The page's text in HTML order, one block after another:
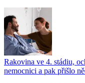
Rakovina ve 4. stádiu,
nemocnici a pak přišlo